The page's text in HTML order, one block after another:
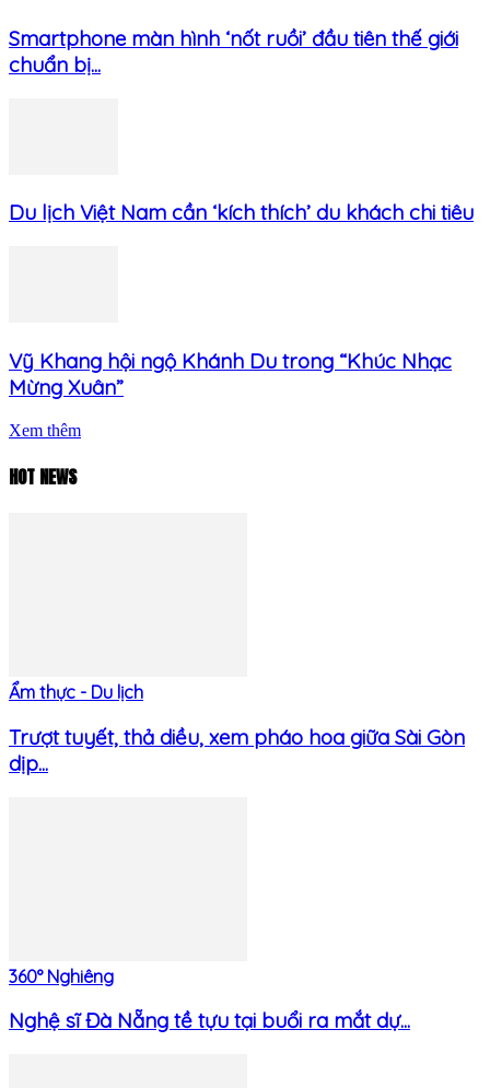
Smartphone màn hình ‘nốt ruồi’ đầu tiên thế giới
chuẩn bị...
Du lịch Việt Nam cần ‘kích thích’ du khách chi tiêu
Vỹ Khang hội ngộ Khánh Du trong “Khúc Nhạc
Mừng Xuân”
Xem thêm
HOT NEWS
Ẩm thực - Du lịch
Trượt tuyết, thả diều, xem pháo hoa giữa Sài Gòn
dịp...
360° Nghiêng
Nghệ sĩ Đà Nẵng tề tựu tại buổi ra mắt dự...